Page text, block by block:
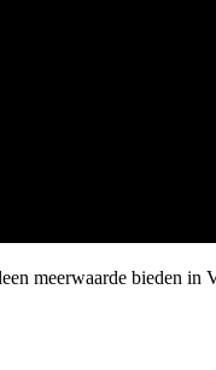
meerwaarde bieden